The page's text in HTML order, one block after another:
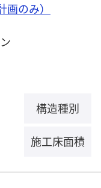
のみ）
構造種別
施工床面積